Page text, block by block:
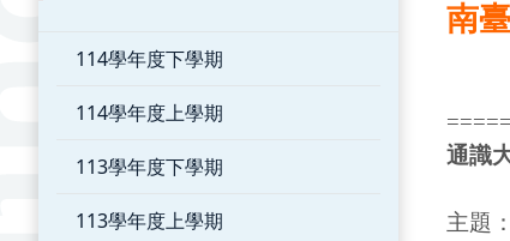
114學年度下學期
114學年度上學期
113學年度下學期
113學年度上學期
南
通識
主題：